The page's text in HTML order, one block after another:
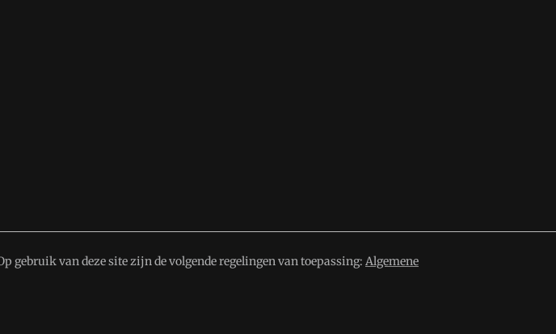
gebruik van deze site zijn de volgende regelingen van toepassing: Algemene